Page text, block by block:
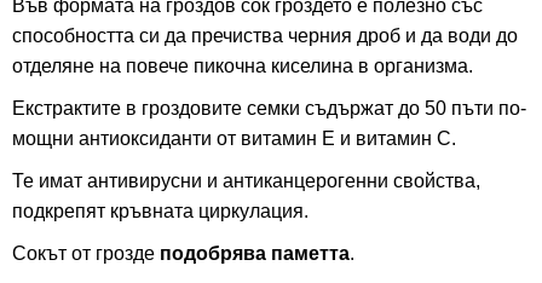
Във формата на гроздов сок гроздето е полезно със
способността си да пречиства черния дроб и да води до
отделяне на повече пикочна киселина в организма.
Екстрактите в гроздовите семки съдържат до 50 пъти по-
мощни антиоксиданти от витамин Е и витамин С.
Те имат антивирусни и антиканцерогенни свойства,
подкрепят кръвната циркулация.
Сокът от грозде подобрява паметта.